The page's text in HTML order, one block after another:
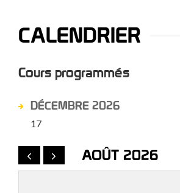
CALENDRIER
Cours programmés
DÉCEMBRE 2026
17
AOÛT 2026